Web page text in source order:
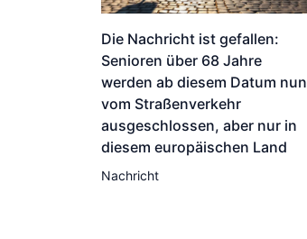
Die Nachricht ist gefallen:
Senioren über 68 Jahre
werden ab diesem Datum nun
vom Straßenverkehr
ausgeschlossen, aber nur in
diesem europäischen Land
Nachricht